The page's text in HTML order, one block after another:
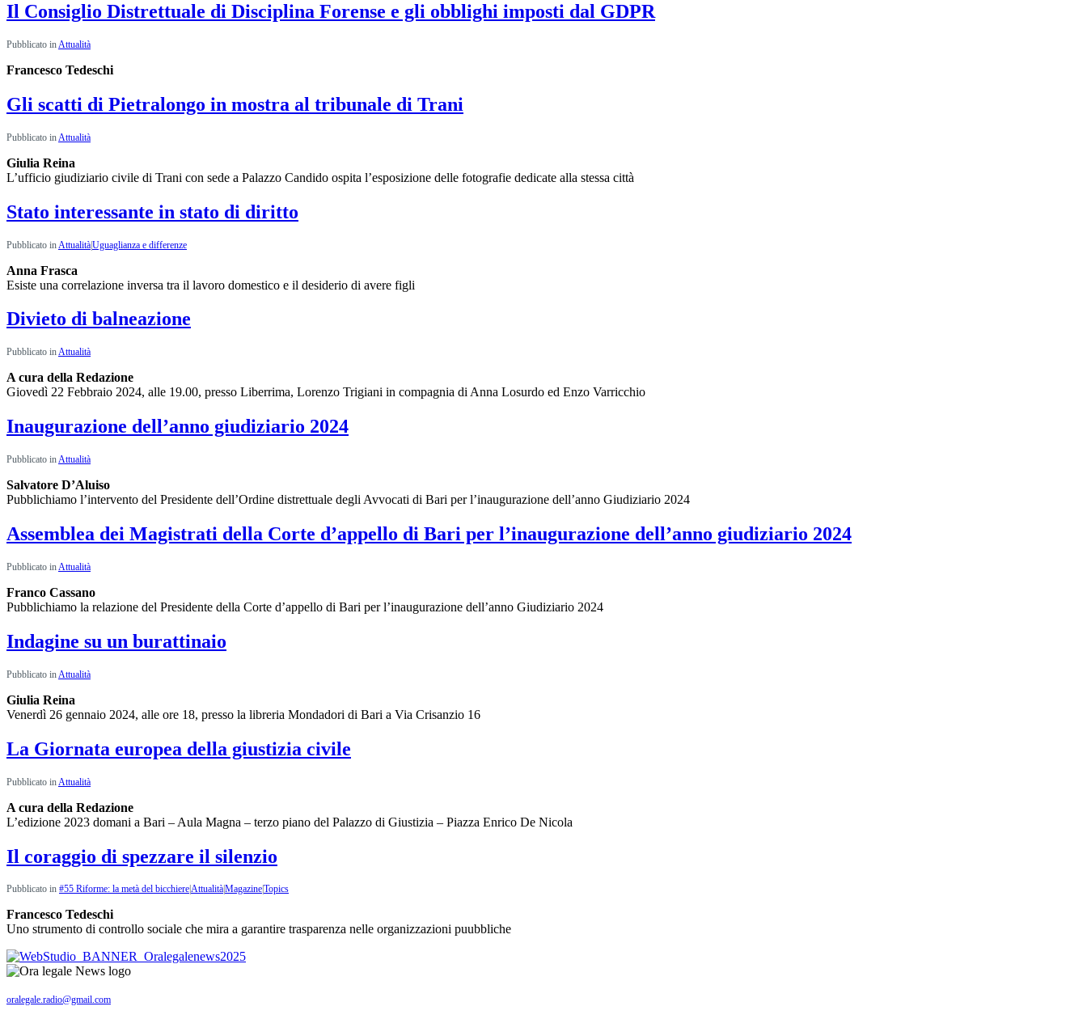
Il Consiglio Distrettuale di Disciplina Forense e gli obblighi imposti dal GDPR
Pubblicato inAttualità
Francesco Tedeschi
Gli scatti di Pietralongo in mostra al tribunale di Trani
Pubblicato in Attualità
Giulia Reina
L’ufficio giudiziario civile di Trani con sede a Palazzo Candido ospita l’esposizione delle fotografie dedicate alla stessa città
Stato interessante in stato di diritto
Pubblicato in Attualità|Uguaglianza e differenze
Anna Frasca
Esiste una correlazione inversa tra il lavoro domestico e il desiderio di avere figli
Divieto di balneazione
Pubblicato inAttualità
A cura della Redazione
Giovedì 22 Febbraio 2024, alle 19.00, presso Liberrima, Lorenzo Trigiani in compagnia di Anna Losurdo ed Enzo Varricchio
Inaugurazione dell’anno giudiziario 2024
Pubblicato inAttualità
Salvatore D’Aluiso
Pubblichiamo l’intervento del Presidente dell’Ordine distrettuale degli Avvocati di Bari per l’inaugurazione dell’anno Giudiziario 2024
Assemblea dei Magistrati della Corte d’appello di Bari per l’inaugurazione dell’anno giudiziario 2024
Pubblicato inAttualità
Franco Cassano
Pubblichiamo la relazione del Presidente della Corte d’appello di Bari per l’inaugurazione dell’anno Giudiziario 2024
Indagine su un burattinaio
Pubblicato in Attualità
Giulia Reina
Venerdì 26 gennaio 2024, alle ore 18, presso la libreria Mondadori di Bari a Via Crisanzio 16
La Giornata europea della giustizia civile
Pubblicato in Attualità
A cura della Redazione
L’edizione 2023 domani a Bari – Aula Magna – terzo piano del Palazzo di Giustizia – Piazza Enrico De Nicola
Il coraggio di spezzare il silenzio
Pubblicato in #55 Riforme: la metà del bicchiereAttualitàMagazineTopics
Francesco Tedeschi
Uno strumento di controllo sociale che mira a garantire trasparenza nelle organizzazioni puubbliche
oralegale.radio@gmail.com